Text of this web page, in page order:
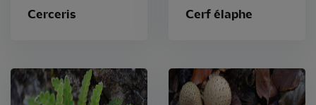
Cerceris Cerf élaphe